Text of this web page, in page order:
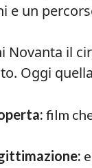
e un
Novanta il
Oggi
film